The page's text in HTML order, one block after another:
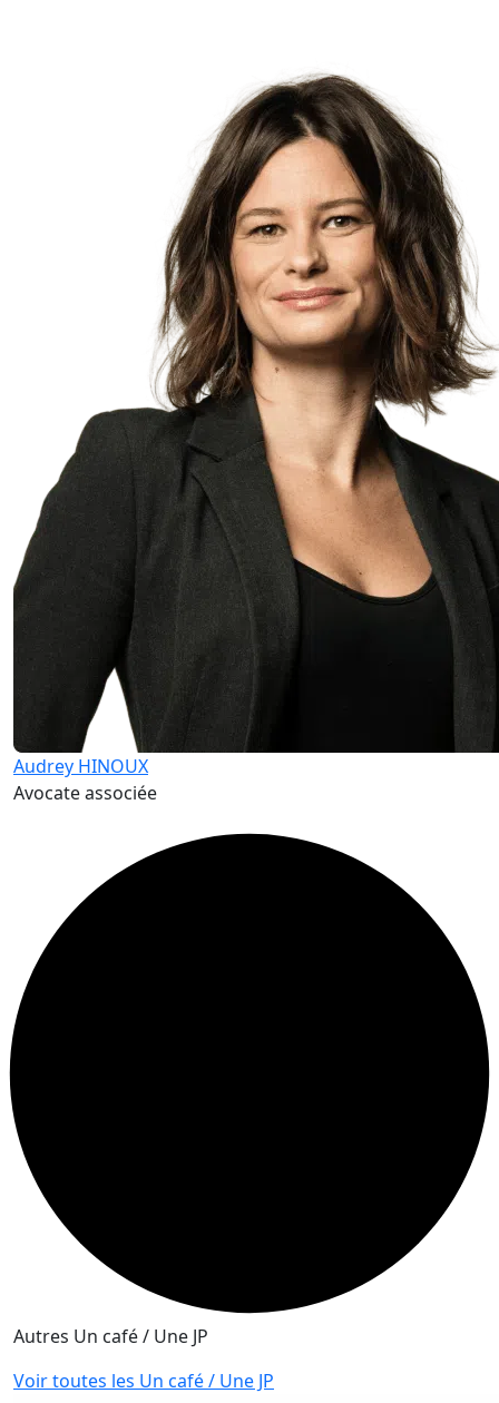
Audrey HINOUX
Avocate associée
Autres Un café / Une JP
Voir toutes les Un café / Une JP